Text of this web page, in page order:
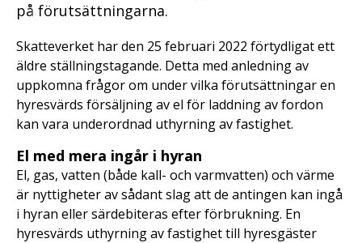
på förutsättningarna.
Skatteverket har den 25 februari 2022 förtydligat ett
äldre ställningstagande. Detta med anledning av
uppkomna frågor om under vilka förutsättningar en
hyresvärds försäljning av el för laddning av fordon
kan vara underordnad uthyrning av fastighet.
El med mera ingår i hyran
El, gas, vatten (både kall- och varmvatten) och värme
är nyttigheter av sådant slag att de antingen kan ingå
i hyran eller särdebiteras efter förbrukning. En
hyresvärds uthyrning av fastighet till hyresgäster